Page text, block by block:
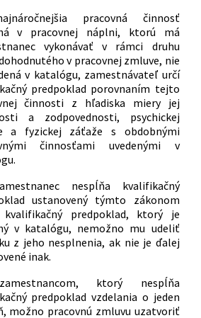
pracovná činnosť
v pracovnej náplni, ktorú má
vykonávať v rámci druhu
v pracovnej zmluve, nie
v katalógu, zamestnávateľ určí
predpoklad porovnaním tejto
činnosti z hľadiska miery jej
a zodpovednosti, psychickej
a fyzickej záťaže s obdobnými
činnosťami uvedenými v
nespĺňa kvalifikačný
ustanovený týmto zákonom
kvalifikačný predpoklad, ktorý je
v katalógu, nemožno mu udeliť
z jeho nesplnenia, ak nie je ďalej
inak.
ktorý nespĺňa
predpoklad vzdelania o jeden
možno pracovnú zmluvu uzatvoriť